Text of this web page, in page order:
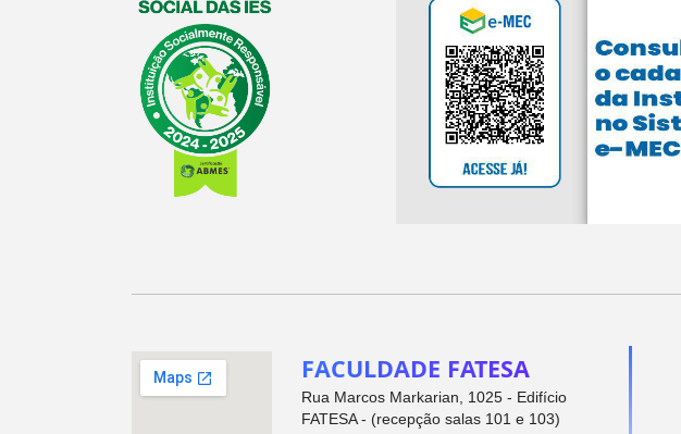
FACULDADE FATESA
Rua Marcos Markarian, 1025 - Edifício
FATESA - (recepção salas 101 e 103)